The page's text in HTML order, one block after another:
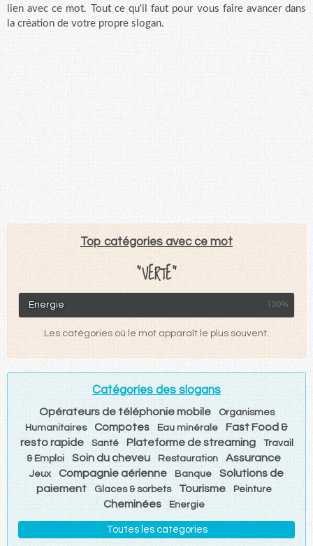
lien avec ce mot. Tout ce qu'il faut pour vous faire avancer dans
la création de votre propre slogan.
Top catégories avec ce mot
"VERTE"
Energie 100%
Les catégories où le mot apparaît le plus souvent.
Catégories des slogans
Opérateurs de téléphonie mobile
Organismes
Humanitaires
Compotes Eau minérale
Fast Food &
resto rapide
Santé Plateforme de streaming
Travail
& Emploi
Soin du cheveu Restauration Assurance
Jeux Compagnie aérienne Banque
Solutions de
paiement
Glaces & sorbets Tourisme Peinture
Cheminées Energie
Toutes les catégories